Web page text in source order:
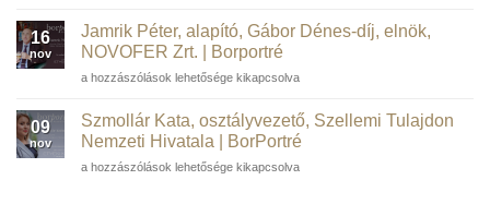
tagja,
a
volt
|
Borportré
bejegyzéshez
ügyvezető
és
Salarify
Borportré
bejegyzéshez
16
nov
Jamrik Péter, alapító, Gábor Dénes-díj, elnök,
NOVOFER Zrt. | Borportré
Jamrik
alapító,
Gábor
díj,
a hozzászólások lehetősége kikapcsolva
09
nov
Szmollár Kata, osztályvezető, Szellemi Tulajdon
Nemzeti Hivatala | BorPortré
Szmollár
a hozzászólások lehetősége kikapcsolva